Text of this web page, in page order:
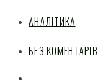
АНАЛІТИКА
БЕЗ КОМЕНТАРІВ